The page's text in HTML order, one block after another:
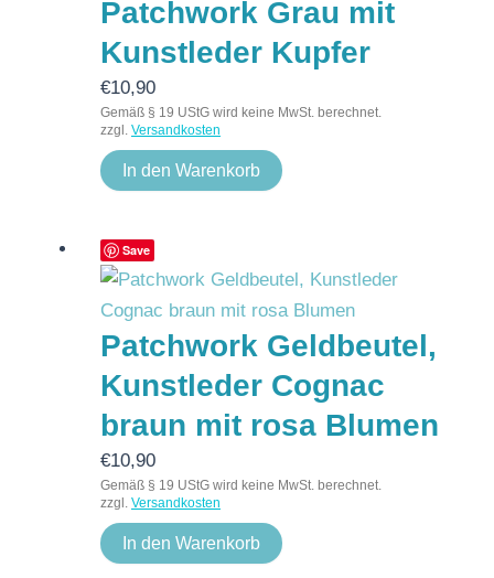
Patchwork Grau mit
Kunstleder Kupfer
€10,90
Gemäß § 19 UStG wird keine MwSt. berechnet.
zzgl. Versandkosten
In den Warenkorb
Save
Patchwork Geldbeutel,
Kunstleder Cognac
braun mit rosa Blumen
€10,90
Gemäß § 19 UStG wird keine MwSt. berechnet.
zzgl. Versandkosten
In den Warenkorb